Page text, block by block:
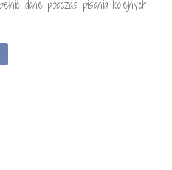
dane podczas pisania kolejnych